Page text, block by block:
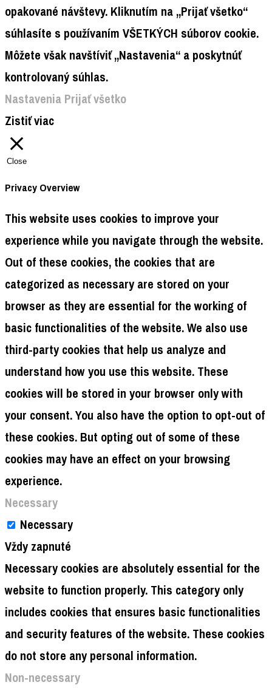
opakované návštevy. Kliknutím na „Prijať všetko“
súhlasíte s používaním VŠETKÝCH súborov cookie.
Môžete však navštíviť „Nastavenia“ a poskytnúť
kontrolovaný súhlas.
Nastavenia Prijať všetko
Zistiť viac
Close
Privacy Overview
This website uses cookies to improve your
experience while you navigate through the website.
Out of these cookies, the cookies that are
categorized as necessary are stored on your
browser as they are essential for the working of
basic functionalities of the website. We also use
third-party cookies that help us analyze and
understand how you use this website. These
cookies will be stored in your browser only with
your consent. You also have the option to opt-out of
these cookies. But opting out of some of these
cookies may have an effect on your browsing
experience.
Necessary
Necessary
Vždy zapnuté
Necessary cookies are absolutely essential for the
website to function properly. This category only
includes cookies that ensures basic functionalities
and security features of the website. These cookies
do not store any personal information.
Non-necessary